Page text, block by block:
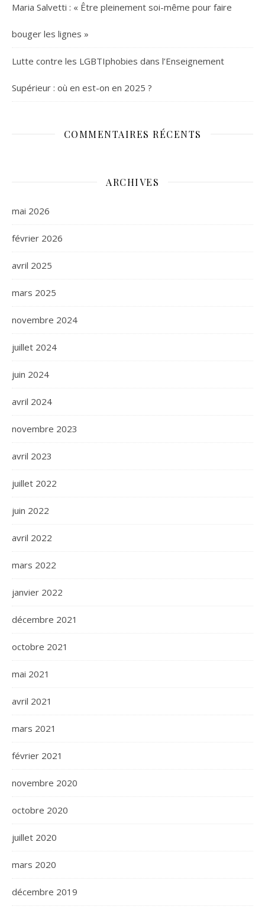
Maria Salvetti : « Être pleinement soi-même pour faire
bouger les lignes »
Lutte contre les LGBTIphobies dans l’Enseignement
Supérieur : où en est-on en 2025 ?
COMMENTAIRES RÉCENTS
ARCHIVES
mai 2026
février 2026
avril 2025
mars 2025
novembre 2024
juillet 2024
juin 2024
avril 2024
novembre 2023
avril 2023
juillet 2022
juin 2022
avril 2022
mars 2022
janvier 2022
décembre 2021
octobre 2021
mai 2021
avril 2021
mars 2021
février 2021
novembre 2020
octobre 2020
juillet 2020
mars 2020
décembre 2019